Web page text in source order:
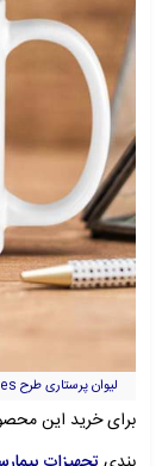
لیوان پرستاری طرح Night nurses
برای خرید این